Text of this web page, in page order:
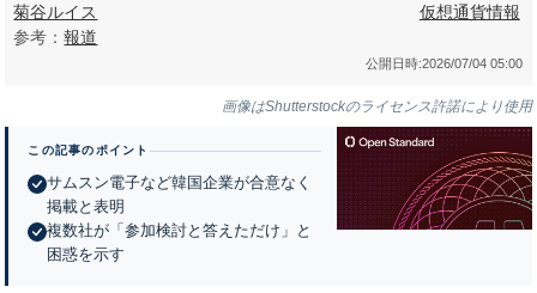
菊谷ルイス
参考：報道
仮想通貨情報
公開日時:2026/07/04 05:00
画像はShutterstockのライセンス許諾により使用
この記事のポイント
サムスン電子など韓国企業が合意なく
掲載と表明
複数社が「参加検討と答えただけ」と
困惑を示す